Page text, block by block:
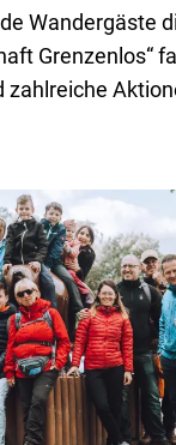
Wandergäste
Grenzenlos“
zahlreiche